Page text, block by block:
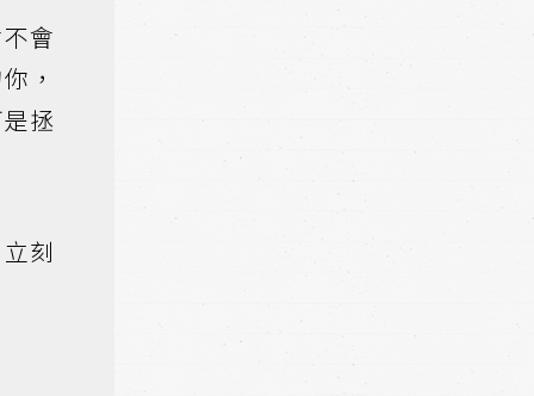
會
，
拯
刻